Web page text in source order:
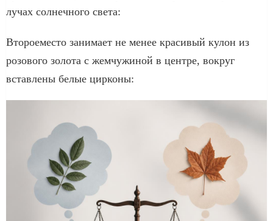
лучах солнечного света:
Второеместо занимает не менее красивый кулон из
розового золота с жемчужиной в центре, вокруг
вставлены белые цирконы: